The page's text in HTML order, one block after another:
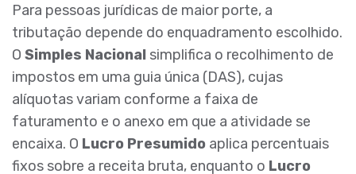
Para pessoas jurídicas de maior porte, a
tributação depende do enquadramento escolhido.
O Simples Nacional simplifica o recolhimento de
impostos em uma guia única (DAS), cujas
alíquotas variam conforme a faixa de
faturamento e o anexo em que a atividade se
encaixa. O Lucro Presumido aplica percentuais
fixos sobre a receita bruta, enquanto o Lucro